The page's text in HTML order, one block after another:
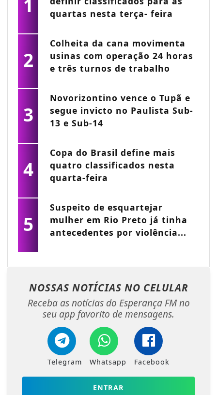
1
quartas nesta terça- feira
2
Colheita da cana movimenta
usinas com operação 24 horas
e três turnos de trabalho
3
Novorizontino vence o Tupã e
segue invicto no Paulista Sub-
13 e Sub-14
4
Copa do Brasil define mais
quatro classificados nesta
quarta-feira
5
Suspeito de esquartejar
mulher em Rio Preto já tinha
antecedentes por violência...
NOSSAS NOTÍCIAS NO CELULAR
Receba as notícias do Esperança FM no
seu app favorito de mensagens.
Telegram Whatsapp Facebook
ENTRAR